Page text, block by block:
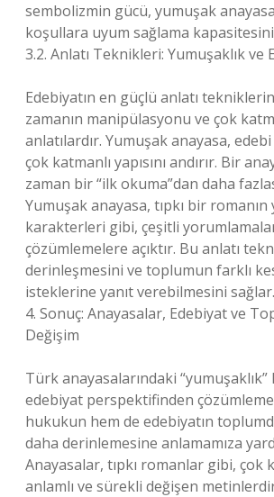
sembolizmin gücü, yumuşak
koşullara uyum sağlama
3.2. Anlatı Teknikleri: Yumuşaklık ve
Edebiyatın en güçlü anlatı
zamanın manipülasyonu ve çok
anlatılardır. Yumuşak anayasa,
çok katmanlı yapısını andırır. Bir
zaman bir “ilk okuma”dan daha
Yumuşak anayasa, tıpkı bir romanın
karakterleri gibi, çeşitli
çözümlemelere açıktır. Bu anlatı
derinleşmesini ve toplumun farklı
isteklerine yanıt verebilmesini sağlar.
4. Sonuç: Anayasalar, Edebiyat ve
Değişim
Türk anayasalarındaki “yumuşaklık”
edebiyat perspektifinden
hukukun hem de edebiyatın
daha derinlemesine anlamamıza
Anayasalar, tıpkı romanlar gibi, çok
anlamlı ve sürekli değişen